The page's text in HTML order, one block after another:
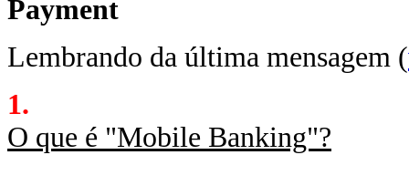
Payment
Lembrando da última mensagem (
1.
O que é "Mobile Banking"?